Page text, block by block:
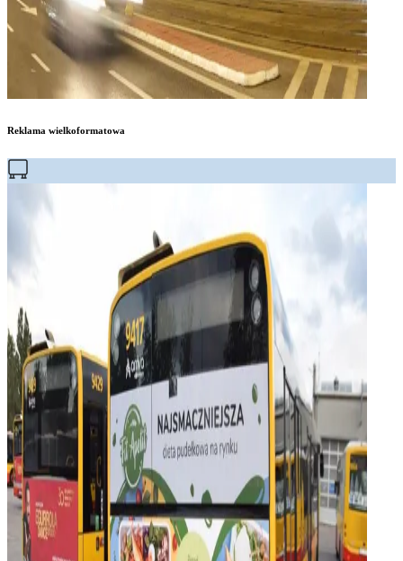
Reklama wielkoformatowa